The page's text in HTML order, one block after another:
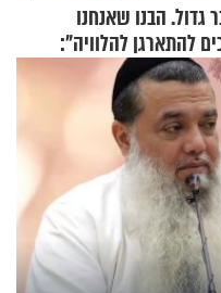
גדול. הבנו שאנחנו
להתארגן להלוויה":
במבחן, הפעם עם מרים